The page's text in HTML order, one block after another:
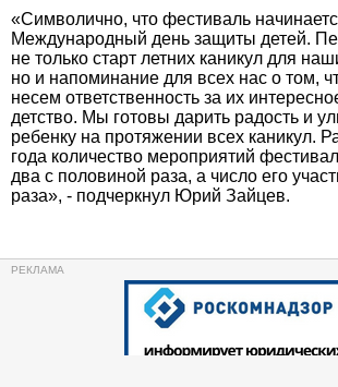
«Символично, что фестиваль
Международный день защиты детей.
не только старт летних каникул для
но и напоминание для всех нас о том,
несем ответственность за их
детство. Мы готовы дарить радость и
ребенку на протяжении всех каникул.
года количество мероприятий
два с половиной раза, а число его
раза», - подчеркнул Юрий Зайцев.